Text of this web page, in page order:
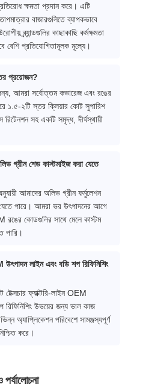
ক্ষমতা প্রদান করে। এটি
বাজারগুলিতে ব্যাপকভাবে
ব্র্যান্ডগুলির কাছাকাছি কর্মক্ষমতা
বেশি প্রতিযোগিতামূলক মূল্যে।
প্রয়োজন?
আমরা সর্বোত্তম কভারেজ এবং রঙের
১.৫-২টি স্তর ক্লিয়ার কোট সুপারিশ
সহ একটি সমৃদ্ধ, দীর্ঘস্থায়ী
গ্রীন শেড কাস্টমাইজ করা যেতে
আমাদের অলিভ গ্রীন ফর্মুলেশন
যেতে পারে। আমরা ভর উৎপাদনের আগে
রঙের কোডগুলির সাথে মেলে কাস্টম
পারি।
উৎপাদন লাইন এবং বডি শপ রিফিনিশিং
ফ্যাক্টরি-লাইন OEM
রিফিনিশিং উভয়ের জন্য ভাল কাজ
অ্যাপ্লিকেশন পরিবেশে সামঞ্জস্যপূর্ণ
করে।
পর্যালোচনা